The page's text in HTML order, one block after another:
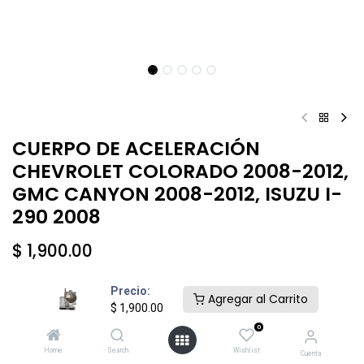
Precio:
$ 1,900.00
Agregar al Carrito
Home Search
0
Wishlist Cuenta
CUERPO DE ACELERACIÓN
CHEVROLET COLORADO 2008-2012,
GMC CANYON 2008-2012, ISUZU I-
290 2008
$ 1,900.00
Añadir al carrito Comprar ahora